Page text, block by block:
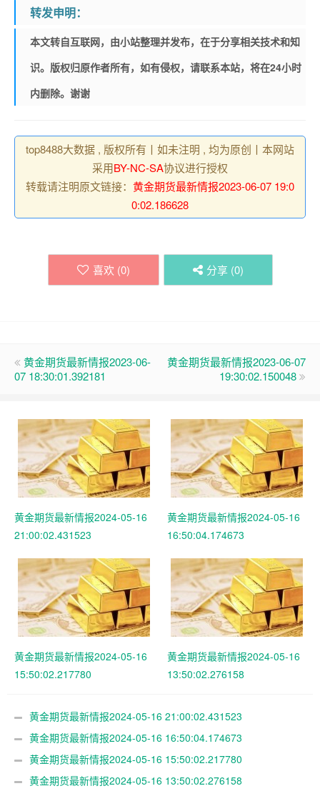
转发申明：
本文转自互联网，由小站整理并发布，在于分享相关技术和知
识。版权归原作者所有，如有侵权，请联系本站，将在24小时
内删除。谢谢
top8488大数据 , 版权所有丨如未注明 , 均为原创丨本网站
采用BY-NC-SA协议进行授权
转载请注明原文链接： 黄金期货最新情报2023-06-07 19:0
0:02.186628
喜欢 (0) 分享 (0)
黄金期货最新情报2023-06-
07 18:30:01.392181
黄金期货最新情报2023-06-07
19:30:02.150048
黄金期货最新情报2024-05-16
21:00:02.431523
黄金期货最新情报2024-05-16
16:50:04.174673
黄金期货最新情报2024-05-16
15:50:02.217780
黄金期货最新情报2024-05-16
13:50:02.276158
黄金期货最新情报2024-05-16 21:00:02.431523
黄金期货最新情报2024-05-16 16:50:04.174673
黄金期货最新情报2024-05-16 15:50:02.217780
黄金期货最新情报2024-05-16 13:50:02.276158